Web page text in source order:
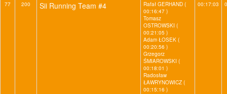
77 200 Sii Running Team #4
Rafał GERHAND (
00:16:47 )
Tomasz
OSTROWSKI (
00:21:05 )
Adam ŁOSEK (
00:20:56 )
Grzegorz
ŚMIAROWSKI (
00:18:01 )
Radosław
ŁAWRYNOWICZ (
00:15:16 )
00:17:03